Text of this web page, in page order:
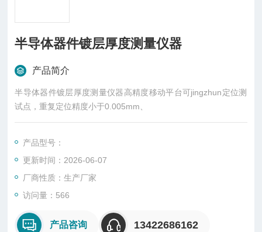
半导体器件镀层厚度测量仪器
产品简介
半导体器件镀层厚度测量仪器高精度移动平台可jingzhun定位测
试点，重复定位精度小于0.005mm、
产品型号：
更新时间：2026-06-07
厂商性质：生产厂家
访问量：566
产品咨询 13422686162